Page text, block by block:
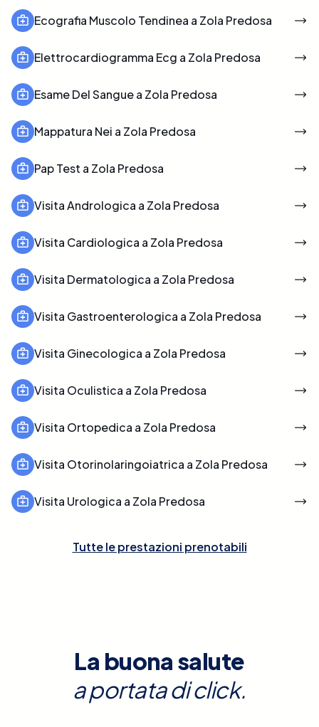
Ecografia Muscolo Tendinea a Zola Predosa
Elettrocardiogramma Ecg a Zola Predosa
Esame Del Sangue a Zola Predosa
Mappatura Nei a Zola Predosa
Pap Test a Zola Predosa
Visita Andrologica a Zola Predosa
Visita Cardiologica a Zola Predosa
Visita Dermatologica a Zola Predosa
Visita Gastroenterologica a Zola Predosa
Visita Ginecologica a Zola Predosa
Visita Oculistica a Zola Predosa
Visita Ortopedica a Zola Predosa
Visita Otorinolaringoiatrica a Zola Predosa
Visita Urologica a Zola Predosa
Tutte le prestazioni prenotabili
La buona salute
a portata di click.